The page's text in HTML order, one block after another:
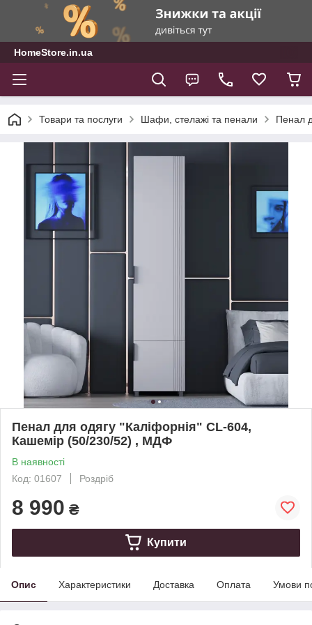
HomeStore.in.ua
Товари та послуги Шафи, стелажі та пенали Пенал
Пенал для одягу "Каліфорнія" CL-604,
Кашемір (50/230/52) , МДФ
В наявності
Код: 01607
Роздріб
8 990 ₴
Купити
Опис Характеристики Доставка Оплата Умови